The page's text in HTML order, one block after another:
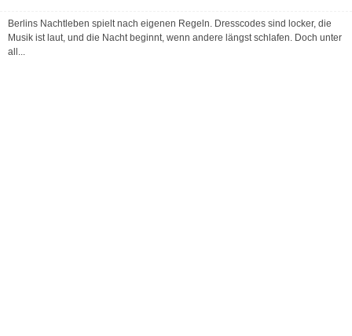
Berlins Nachtleben spielt nach eigenen Regeln. Dresscodes sind locker, die
Musik ist laut, und die Nacht beginnt, wenn andere längst schlafen. Doch unter
all...